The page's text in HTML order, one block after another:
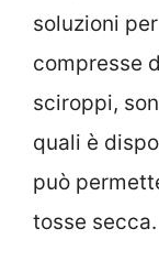
soluzioni
compresse
sciroppi,
quali è
può
tosse secca.